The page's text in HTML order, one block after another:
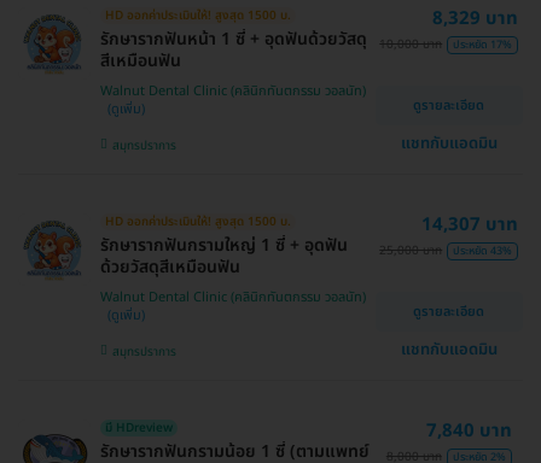
HD ออกค่าประเมินให้! สูงสุด 1500 บ.
รักษารากฟันหน้า 1 ซี่ + อุดฟันด้วยวัสดุ
สีเหมือนฟัน
Walnut Dental Clinic (คลินิกทันตกรรม วอลนัท)
สมุทรปราการ
8,329 บาท
10,000 บาท ประหยัด 17%
ดูรายละเอียด
แชทกับแอดมิน
HD ออกค่าประเมินให้! สูงสุด 1500 บ.
รักษารากฟันกรามใหญ่ 1 ซี่ + อุดฟัน
ด้วยวัสดุสีเหมือนฟัน
Walnut Dental Clinic (คลินิกทันตกรรม วอลนัท)
สมุทรปราการ
14,307 บาท
25,000 บาท ประหยัด 43%
ดูรายละเอียด
แชทกับแอดมิน
มี HDreview
รักษารากฟันกรามน้อย 1 ซี่ (ตามแพทย์
7,840 บาท
8,000 บาท ประหยัด 2%